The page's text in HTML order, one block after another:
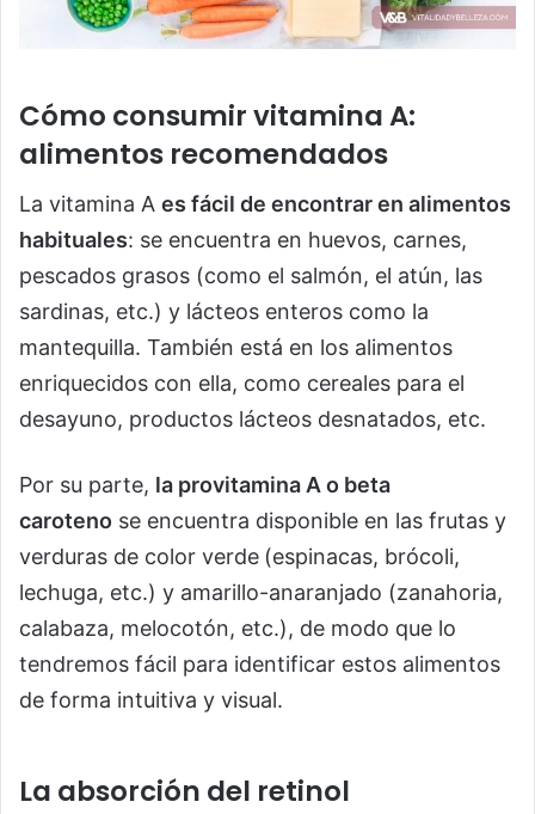
Cómo consumir vitamina A:
alimentos recomendados
La vitamina A es fácil de encontrar en alimentos
habituales: se encuentra en huevos, carnes,
pescados grasos (como el salmón, el atún, las
sardinas, etc.) y lácteos enteros como la
mantequilla. También está en los alimentos
enriquecidos con ella, como cereales para el
desayuno, productos lácteos desnatados, etc.
Por su parte, la provitamina A o beta
caroteno se encuentra disponible en las frutas y
verduras de color verde (espinacas, brócoli,
lechuga, etc.) y amarillo-anaranjado (zanahoria,
calabaza, melocotón, etc.), de modo que lo
tendremos fácil para identificar estos alimentos
de forma intuitiva y visual.
La absorción del retinol